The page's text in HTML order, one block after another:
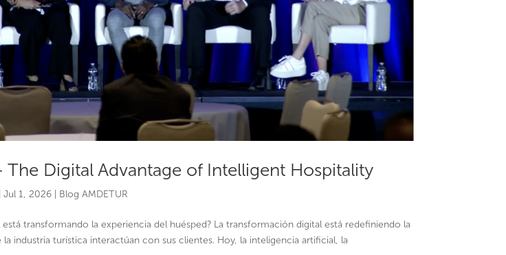
The Digital Advantage of Intelligent Hospitality
Jul 1, 2026| Blog AMDETUR
transformando la experiencia del huésped? La transformación digital está redefiniendo la
industria turística interactúan con sus clientes. Hoy, la inteligencia artificial, la